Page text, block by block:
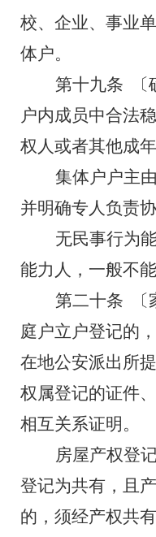
校、企业、事业
体户。
第十九条
户内成员中合法
权人或者其他成年
集体户户主
并明确专人负责
无民事行为
能力人，一般不能
第二十条
庭户立户登记的
在地公安派出所
权属登记的证件、
相互关系证明。
房屋产权登
登记为共有，且
的，须经产权共